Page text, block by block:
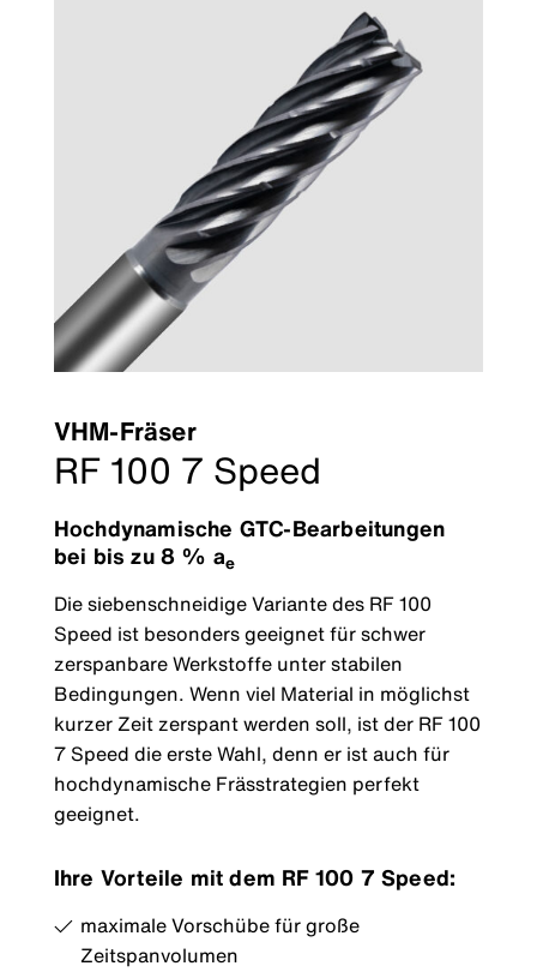
VHM-Fräser
RF 100 7 Speed
Hochdynamische GTC-Bearbeitungen
bei bis zu 8 % ae
Die siebenschneidige Variante des RF 100
Speed ist besonders geeignet für schwer
zerspanbare Werkstoffe unter stabilen
Bedingungen. Wenn viel Material in möglichst
kurzer Zeit zerspant werden soll, ist der RF 100
7 Speed die erste Wahl, denn er ist auch für
hochdynamische Frässtrategien perfekt
geeignet.
Ihre Vorteile mit dem RF 100 7 Speed:
maximale Vorschübe für große
Zeitspanvolumen